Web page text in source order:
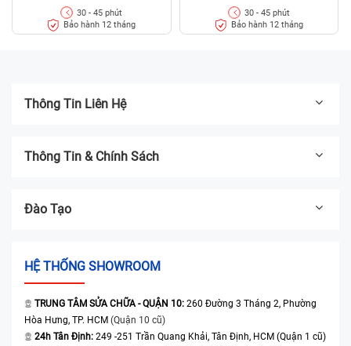
30 - 45 phút
Bảo hành 12 tháng
30 - 45 phút
Bảo hành 12 tháng
Thông Tin Liên Hệ
Thông Tin & Chính Sách
Đào Tạo
HỆ THỐNG SHOWROOM
TRUNG TÂM SỬA CHỮA - QUẬN 10: 260 Đường 3 Tháng 2, Phường
Hòa Hưng, TP. HCM (Quận 10 cũ)
24h Tân Định: 249 -251 Trần Quang Khải, Tân Định, HCM (Quận 1 cũ)